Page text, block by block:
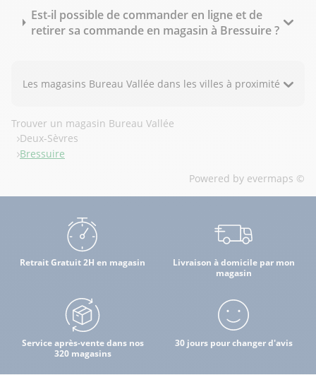
Est-il possible de commander en ligne et de
retirer sa commande en magasin à Bressuire ?
Les magasins Bureau Vallée dans les villes à proximité
Trouver un magasin Bureau Vallée
Deux-Sèvres
Bressuire
Powered by evermaps ©
Retrait Gratuit 2H en magasin
Livraison à domicile par mon
magasin
Service après-vente dans nos
320 magasins
30 jours pour changer d'avis